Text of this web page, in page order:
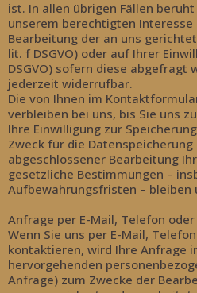
ist. In allen übrigen Fällen
unserem berechtigten
Bearbeitung der an uns
lit. f DSGVO) oder auf Ihrer
DSGVO) sofern diese abgefragt
jederzeit widerrufbar.
Die von Ihnen im
verbleiben bei uns, bis Sie uns
Ihre Einwilligung zur
Zweck für die
abgeschlossener Bearbeitung
gesetzliche Bestimmungen –
Aufbewahrungsfristen – bleiben
Anfrage per E-Mail, Telefon
Wenn Sie uns per E-Mail,
kontaktieren, wird Ihre Anfrage
hervorgehenden
Anfrage) zum Zwecke der